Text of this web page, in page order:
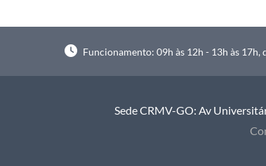
Funcionamento: 09h às 12h - 13h às 17h,
Sede CRMV-GO: Av